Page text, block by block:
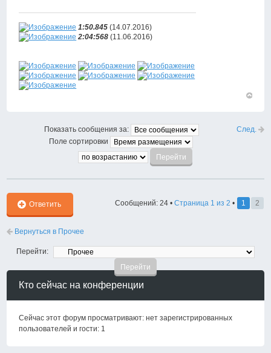
1:50.845 (14.07.2016)
2:04:568 (11.06.2016)
началу
След.
Показать сообщения за:
Поле сортировки
Ответить Сообщений: 24 • Страница 1 из 2 • 1 2
Вернуться в Прочее
Перейти:
Кто сейчас на конференции
Сейчас этот форум просматривают: нет зарегистрированных
пользователей и гости: 1